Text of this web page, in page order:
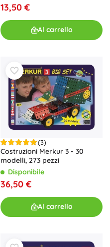
13,50 €
Al carrello
(3)
Costruzioni Merkur 3 - 30
modelli, 273 pezzi
Disponibile
36,50 €
Al carrello